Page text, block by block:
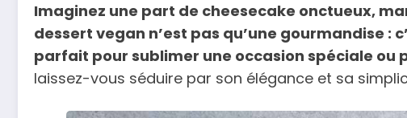
Imaginez une part de cheesecake onctueux,
dessert vegan n’est pas qu’une gourmandise :
parfait pour sublimer une occasion spéciale ou
laissez-vous séduire par son élégance et sa